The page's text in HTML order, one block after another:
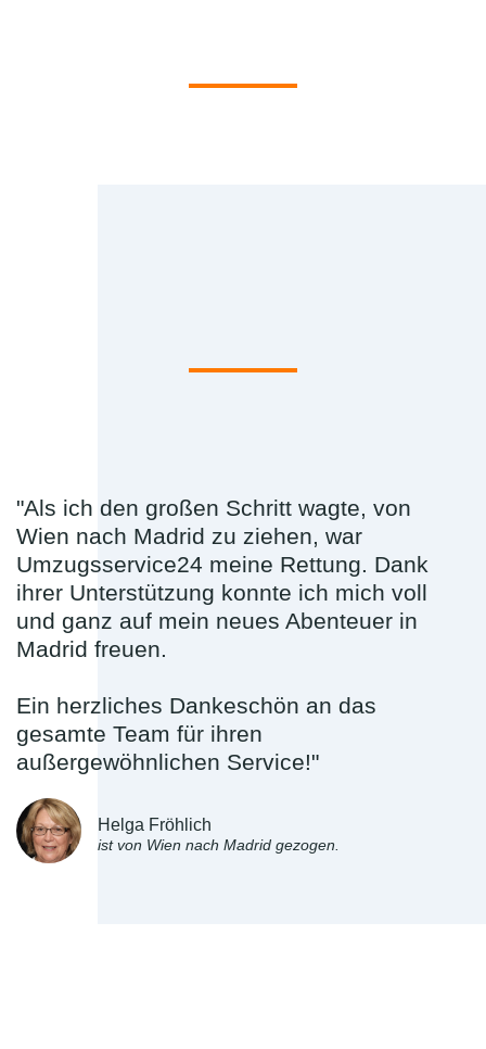
"Als ich den großen Schritt wagte, von
Wien nach Madrid zu ziehen, war
Umzugsservice24 meine Rettung. Dank
ihrer Unterstützung konnte ich mich voll
und ganz auf mein neues Abenteuer in
Madrid freuen.
Ein herzliches Dankeschön an das
gesamte Team für ihren
außergewöhnlichen Service!"
Helga Fröhlich
ist von Wien nach Madrid gezogen.